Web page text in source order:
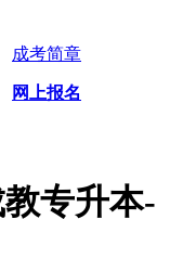
成考简章
网上报名
专升本-